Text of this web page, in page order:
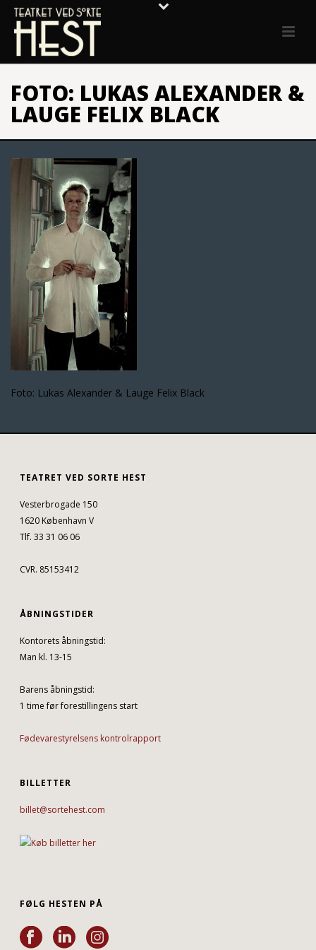
FOTO: LUKAS ALEXANDER &
LAUGE FELIX BLACK
Foto: Lukas Alexander & Lauge Felix Black
TEATRET VED SORTE HEST
Vesterbrogade 150
1620 København V
Tlf. 33 31 06 06
CVR. 85153412
ÅBNINGSTIDER
Kontorets åbningstid:
Man kl. 13-15
Barens åbningstid:
1 time før forestillingens start
Fødevarestyrelsens kontrolrapport
BILLETTER
billet@sortehest.com
FØLG HESTEN PÅ